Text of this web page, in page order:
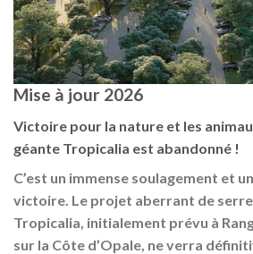
Mise à jour 2026
Victoire pour la nature et les
géante Tropicalia est abandonné !
C’est un immense soulagement et
victoire. Le projet aberrant de
Tropicalia , initialement prévu à
sur la Côte d’Opale, ne verra